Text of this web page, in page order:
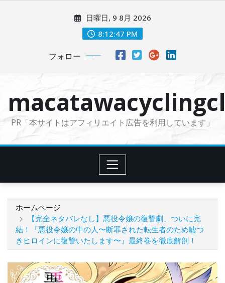
に
日曜日, 9 8月 2026
8:12:48 PM
フォロー
PR「本サイトはアフィリエイト広告を利用しています」
ホームページ
【完全ネタバレなし】悪役令嬢の復讐劇、ついに完
結！『悪役令嬢の中の人〜断罪された転生者のため嘘つ
きヒロインに復讐いたします〜』最終巻を徹底解剖！